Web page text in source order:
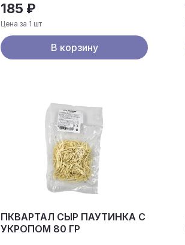
185 ₽
Цена за 1 шт
В корзину
ПКВАРТАЛ СЫР ПАУТИНКА С
УКРОПОМ 80 ГР